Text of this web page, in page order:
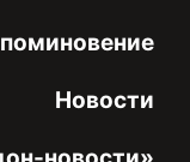
Новости